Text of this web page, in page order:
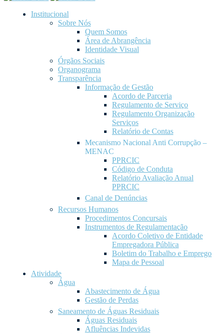
Institucional
Sobre Nós
Quem Somos
Área de Abrangência
Identidade Visual
Órgãos Sociais
Organograma
Transparência
Informação de Gestão
Acordo de Parceria
Regulamento de Serviço
Regulamento Organização
Serviços
Relatório de Contas
Mecanismo Nacional Anti Corrupção –
MENAC
PPRCIC
Código de Conduta
Relatório Avaliação Anual
PPRCIC
Canal de Denúncias
Recursos Humanos
Procedimentos Concursais
Instrumentos de Regulamentação
Acordo Coletivo de Entidade
Empregadora Pública
Boletim do Trabalho e Emprego
Mapa de Pessoal
Atividade
Água
Abastecimento de Água
Gestão de Perdas
Saneamento de Águas Residuais
Águas Residuais
Afluências Indevidas